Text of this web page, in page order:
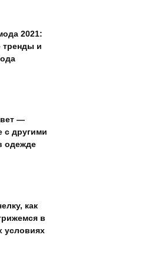
2021:
тренды и
—
с другими
одежде
как
в
условиях